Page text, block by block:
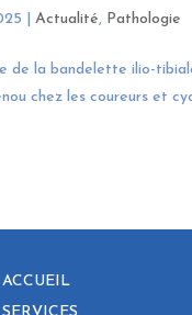
|Actualité, Pathologie
de la bandelette ilio-
chez les coureurs et
ACCUEIL